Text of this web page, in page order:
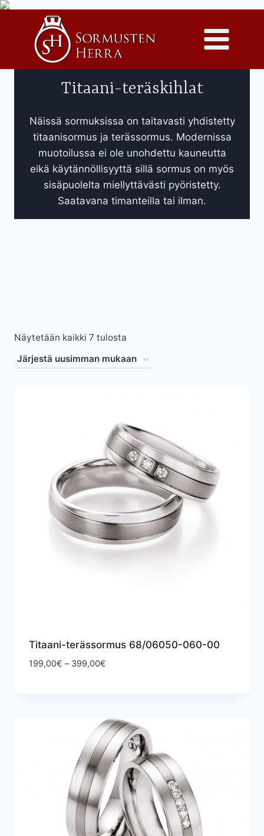
sisältöön
Titaani-teräskihlat
Näissä sormuksissa on taitavasti yhdistetty
titaanisormus ja terässormus. Modernissa
muotoilussa ei ole unohdettu kauneutta
eikä käytännöllisyyttä sillä sormus on myös
sisäpuolelta miellyttävästi pyöristetty.
Saatavana timanteilla tai ilman.
Näytetään kaikki 7 tulosta
by
latest
Titaani-terässormus 68/06050-060-00
199,00€ – 399,00€Hintaluokka: